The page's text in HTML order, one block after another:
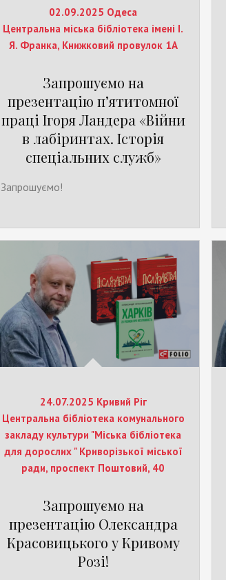
02.09.2025 Одеса
Центральна міська бібліотека імені І.
Я. Франка, Книжковий провулок 1А
Запрошуємо на
презентацію п’ятитомної
праці Ігоря Ландера «Війни
в лабіринтах. Історія
спеціальних служб»
Запрошуємо!
24.07.2025 Кривий Ріг
Центральна бібліотека комунального
закладу культури "Міська бібліотека
для дорослих " Криворізької міської
ради, проспект Поштовий, 40
Запрошуємо на
презентацію Олександра
Красовицького у Кривому
Розі!